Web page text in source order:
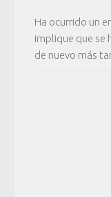
Ha ocurrido un
implique que se
de nuevo más